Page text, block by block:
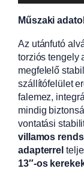
Műszaki
Az utánfutó
torziós tengely
megfelelő
szállítófelület
falemez,
mindig
vontatási
villamos
adapterrel
13″-os